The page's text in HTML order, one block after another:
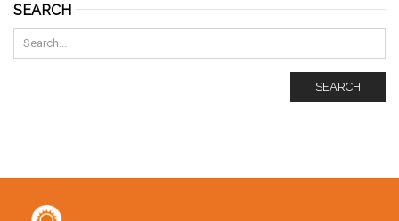
SEARCH
SEARCH